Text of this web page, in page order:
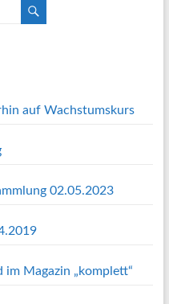
auf Wachstumskurs
02.05.2023
Magazin „komplett“